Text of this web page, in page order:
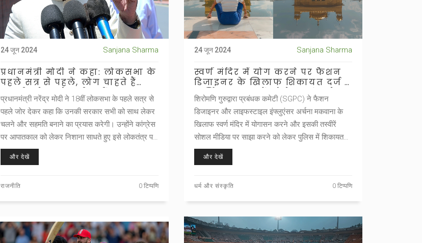
24 जून 2024 Sanjana Sharma
प्रधानमंत्री मोदी ने कहा: लोकसभा के
पहले सत्र से पहले, लोग चाहते हैं
असली मुद्दे, नारेबाजी नहीं
प्रधानमंत्री नरेंद्र मोदी ने 18वीं लोकसभा के पहले सत्र से
पहले जोर देकर कहा कि उनकी सरकार सभी को साथ लेकर
चलने और सहमति बनाने का प्रयास करेगी। उन्होंने कांग्रेस
पर आपातकाल को लेकर निशाना साधते हुए इसे लोकतंत्र पर
'काला धब्बा' बताया। मोदी ने कहा कि लोग संसद में बहस और
मेहनत चाहते हैं, न कि नाटक और विघटन, और नारेबाजी
और देखें
राजनीति 0 टिप्पणि
24 जून 2024 Sanjana Sharma
स्वर्ण मंदिर में योग करने पर फैशन
डिजाइनर के खिलाफ शिकायत दर्ज -
धार्मिक भावनाओं को ठेस पहुंचाने का
आरोप
शिरोमणि गुरुद्वारा प्रबंधक कमेटी (SGPC) ने फैशन
डिजाइनर और लाइफस्टाइल इंफ्लुएंसर अर्चना मकवाना के
खिलाफ स्वर्ण मंदिर में योगासन करने और इसकी तस्वीरें
सोशल मीडिया पर साझा करने को लेकर पुलिस में शिकायत
दर्ज कराई है। इस घटना के बाद एसजीपीसी ने अपनी तीन
कर्मचारियों को भी निलंबित कर दिया है। मकवाना ने इस
और देखें
धर्म और संस्कृति 0 टिप्पणि